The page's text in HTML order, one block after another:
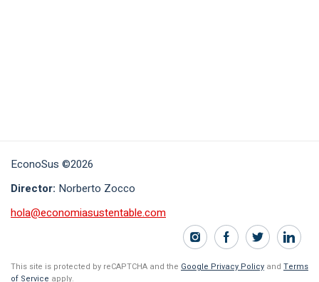
EconoSus ©2026
Director: Norberto Zocco
hola@economiasustentable.com
This site is protected by reCAPTCHA and the Google Privacy Policy and Terms
of Service apply.